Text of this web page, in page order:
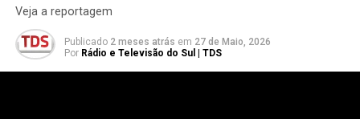
Veja a reportagem
Publicado 2 meses atrás em 27 de Maio, 2026
Por Rádio e Televisão do Sul | TDS